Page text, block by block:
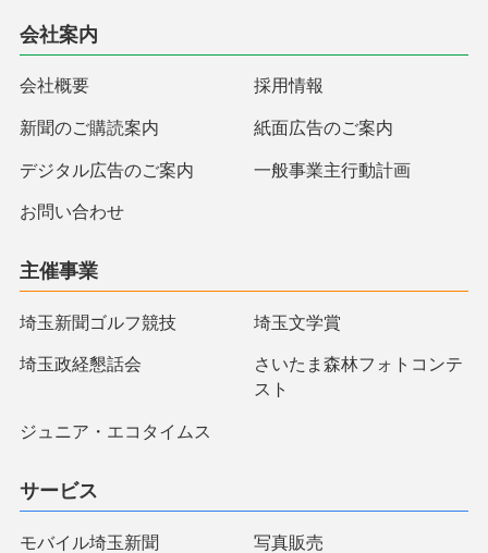
会社案内
会社概要 採用情報
新聞のご購読案内 紙面広告のご案内
デジタル広告のご案内 一般事業主行動計画
お問い合わせ
主催事業
埼玉新聞ゴルフ競技 埼玉文学賞
埼玉政経懇話会
さいたま森林フォトコンテ
スト
ジュニア・エコタイムス
サービス
モバイル埼玉新聞 写真販売